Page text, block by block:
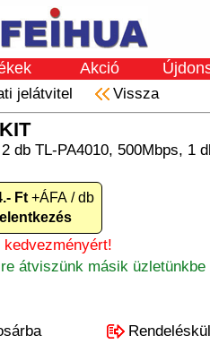
Akció
jelátvitel Vissza
db TL-PA4010, 500Mbps, 1
Ft +ÁFA / db
átviszünk másik üzletünkbe